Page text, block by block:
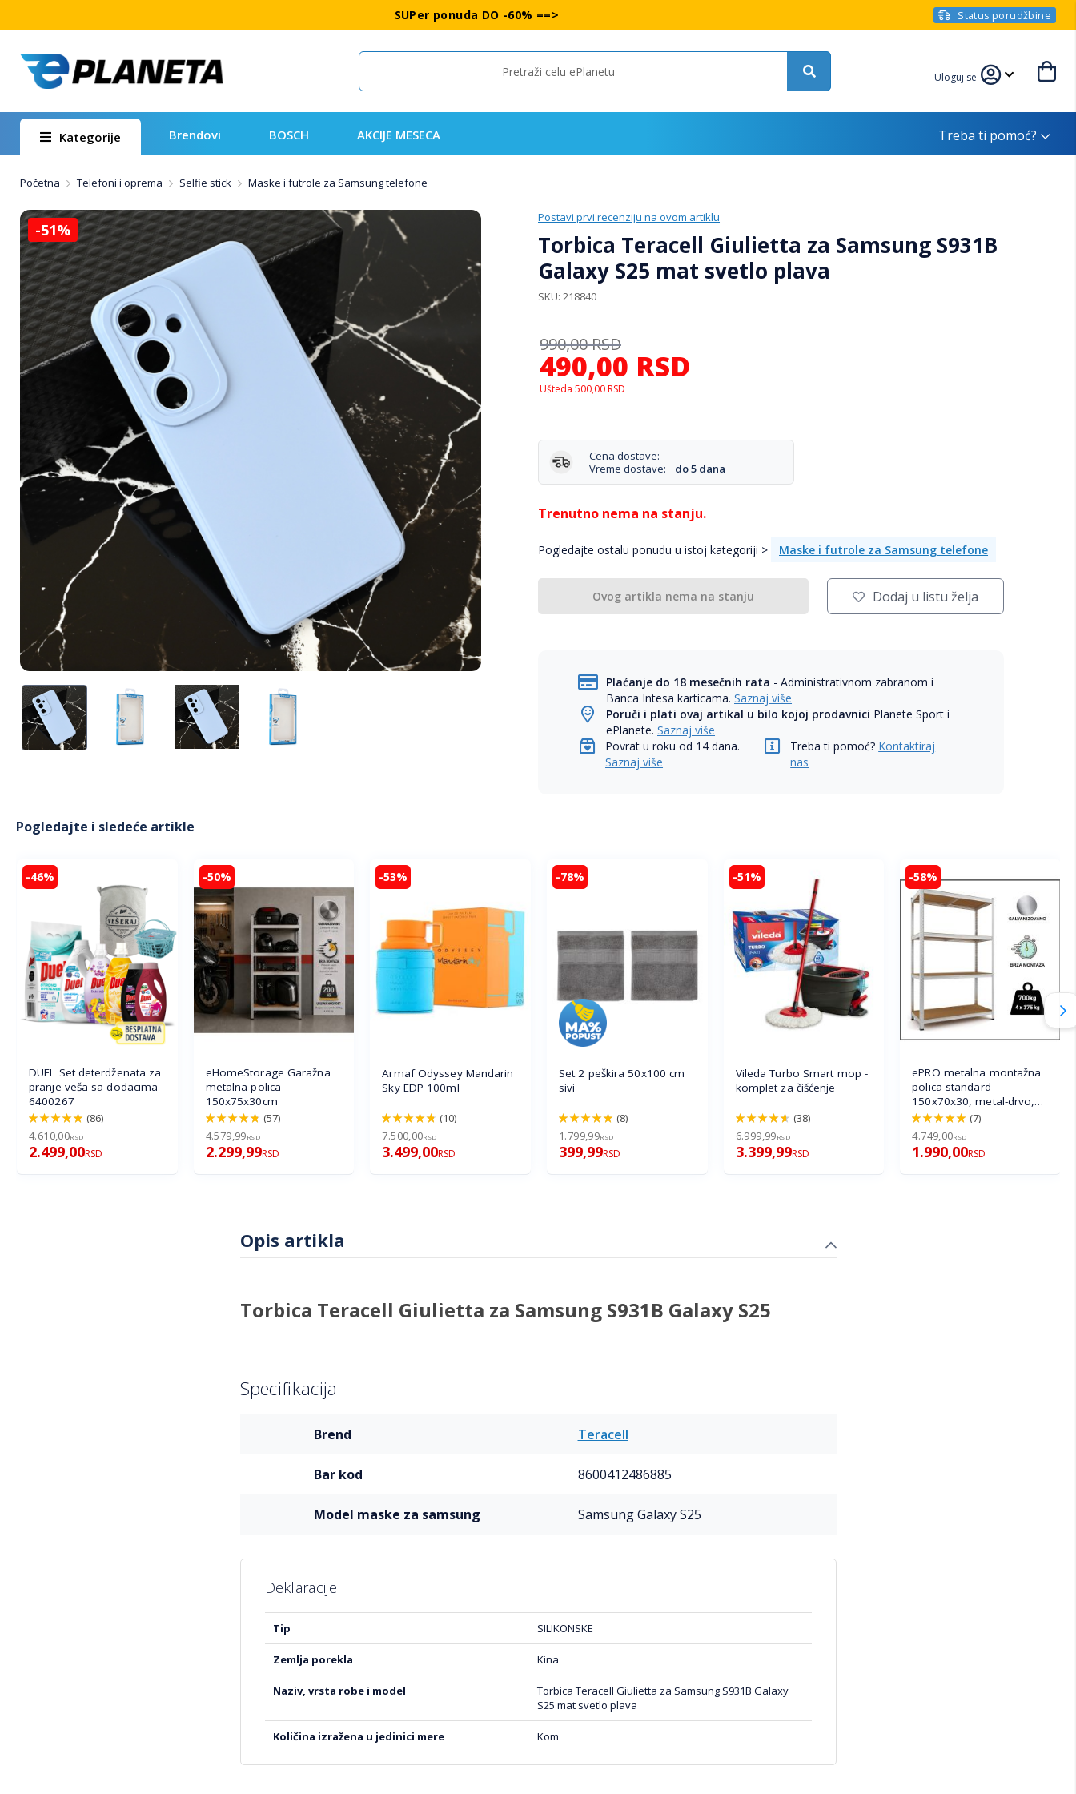
SUPer ponuda DO -60% ==> Status porudžbine
Search Uloguj se
Kategorije Brendovi BOSCH AKCIJE MESECA Treba ti pomoć?
Početna Telefoni i oprema Selfie stick Maske i futrole za Samsung telefone
Postavi prvi recenziju na ovom artiklu
Torbica Teracell Giulietta za Samsung S931B
Galaxy S25 mat svetlo plava
SKU 218840
490,00 RSD
990,00RSD
Ušteda 500,00 RSD
Cena dostave:
Vreme dostave:
do 5 dana
Trenutno nema na stanju.
Pogledajte ostalu ponudu u istoj kategoriji > Maske i futrole za Samsung telefone
Ovog artikla nema na stanju Dodaj u listu želja
Plaćanje do 18 mesečnih rata - Administrativnom zabranom i
Banca Intesa karticama.Saznaj više
Poruči i plati ovaj artikal u bilo kojoj prodavnici Planete Sport i
ePlanete.Saznaj više
Povrat u roku od 14 dana.
Saznaj više
Treba ti pomoć? Kontaktiraj
nas
-51%
Pogledajte i sledeće artikle
-46%
DUEL Set deterdženata za
pranje veša sa dodacima
6400267
98%
(86)
4.610,00RSD
2.499,00RSD
-50%
eHomeStorage Garažna
metalna polica
150x75x30cm
96%
(57)
4.579,99RSD
2.299,99RSD
-53%
Armaf Odyssey Mandarin
Sky EDP 100ml
94%
(10)
7.500,00RSD
3.499,00RSD
-78%
Set 2 peškira 50x100 cm
sivi
96%
(8)
1.799,99RSD
399,99RSD
-51%
Vileda Turbo Smart mop -
komplet za čišćenje
92%
(38)
6.999,99RSD
3.399,99RSD
-58%
ePRO metalna montažna
polica standard
150x70x30, metal-drvo,
700kg (4x175kg)
100%
(7)
4.749,00RSD
1.990,00RSD
Opis artikla
Torbica Teracell Giulietta za Samsung S931B Galaxy S25
Specifikacija
brend Teracell
bar kod 8600412486885
model maske za samsung Samsung Galaxy S25
Deklaracije
Više
informacija
tip SILIKONSKE
zemlja porekla Kina
naziv, vrsta robe i model
Torbica Teracell Giulietta za Samsung S931B Galaxy
S25 mat svetlo plava
količina izražena u jedinici mere Kom